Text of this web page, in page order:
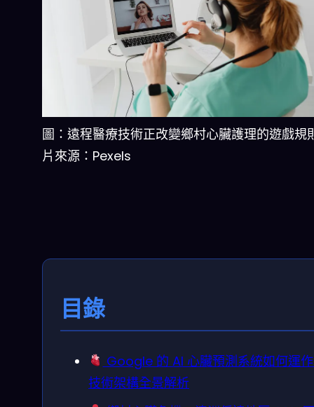
圖：遠程醫療技術正改變鄉村心臟護理的遊戲規
片來源：Pexels
目錄
Google 的 AI 心臟預測系統如何運
技術架構全景解析